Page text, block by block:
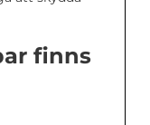
finns